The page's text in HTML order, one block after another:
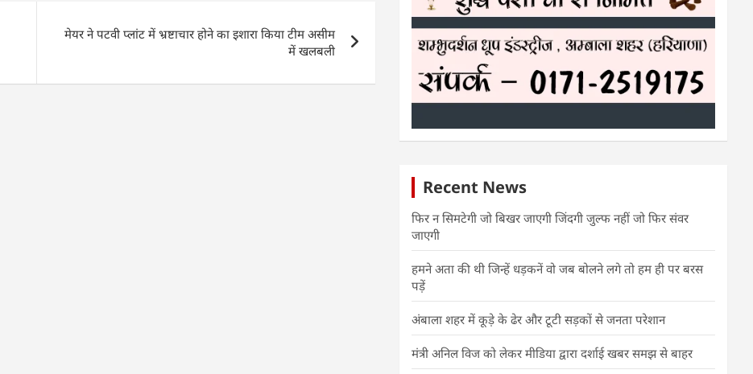
मेयर ने पटवी प्लांट में भ्रष्टाचार होने का इशारा किया टीम असीम
में खलबली
Recent News
फिर न सिमटेगी जो बिखर जाएगी जिंदगी जुल्फ नहीं जो फिर संवर
जाएगी
हमने अता की थी जिन्हें धड़कनें वो जब बोलने लगे तो हम ही पर बरस
पड़ें
अंबाला शहर में कूड़े के ढेर और टूटी सड़कों से जनता परेशान
मंत्री अनिल विज को लेकर मीडिया द्वारा दर्शाई खबर समझ से बाहर